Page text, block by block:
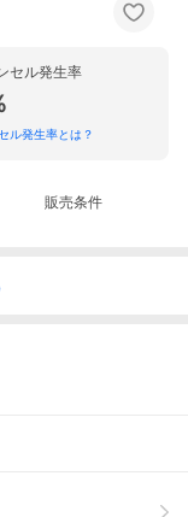
セル発生率
ル発生率とは？
販売条件